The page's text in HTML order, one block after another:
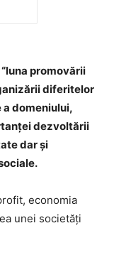
promovării
diferitelor
domeniului,
dezvoltării
dar și
economia
unei societăți